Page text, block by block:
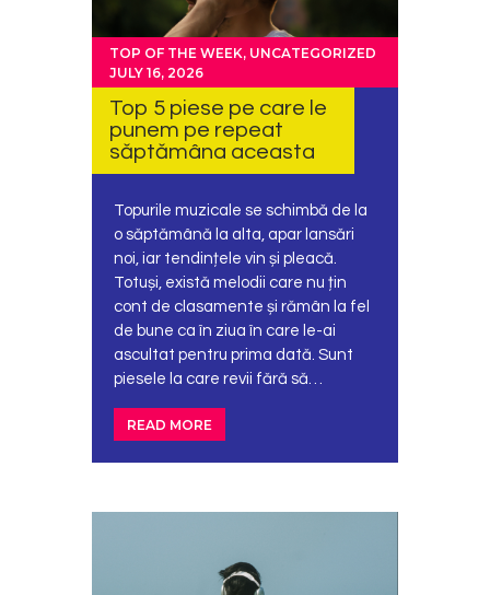
TOP OF THE WEEK, UNCATEGORIZED
JULY 16, 2026
Top 5 piese pe care le
punem pe repeat
săptămâna aceasta
Topurile muzicale se schimbă de la
o săptămână la alta, apar lansări
noi, iar tendințele vin și pleacă.
Totuși, există melodii care nu țin
cont de clasamente și rămân la fel
de bune ca în ziua în care le-ai
ascultat pentru prima dată. Sunt
piesele la care revii fără să…
READ MORE